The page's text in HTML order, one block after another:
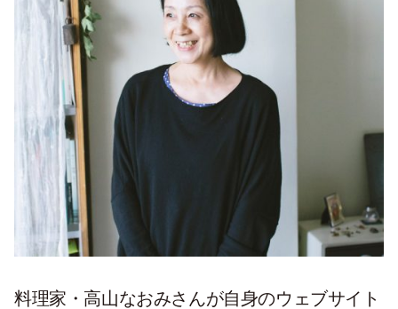
料理家・高山なおみさんが自身のウェブサイト